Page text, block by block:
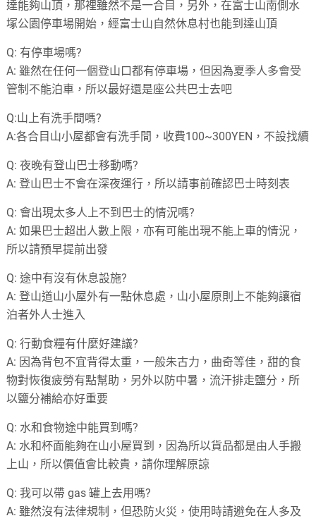
達能夠山頂，那裡雖然不是一合目，另外，在富士山南側水
塚公園停車場開始，經富士山自然休息村也能到達山頂
Q: 有停車場嗎?
A: 雖然在任何一個登山口都有停車場，但因為夏季人多會受
管制不能泊車，所以最好還是座公共巴士去吧
Q:山上有洗手間嗎?
A:各合目山小屋都會有洗手間，收費100~300YEN ，不設找續
Q:夜晚有登山巴士移動嗎?
A:登山巴士不會在深夜運行，所以請事前確認巴士時刻表
Q:會出現太多人上不到巴士的情況嗎?
A:如果巴士超出人數上限，亦有可能出現不能上車的情況，
所以請預早提前出發
Q:途中有沒有休息設施?
A:登山道山小屋外有一點休息處，山小屋原則上不能夠讓宿
泊者外人士進入
Q:行動食糧有什麼好建議?
A: 因為背包不宜背得太重，一般朱古力，曲奇等佳，甜的食
物對恢復疲勞有點幫助，另外以防中暑，流汗排走鹽分，所
以鹽分補給亦好重要
Q:水和食物途中能買到嗎?
A:水和杯面能夠在山小屋買到，因為所以貨品都是由人手搬
上山，所以價值會比較貴，請你理解原諒
Q:我可以帶gas罐上去用嗎?
A: 雖然沒有法律規制，但恐防火災，使用時請避免在人多及